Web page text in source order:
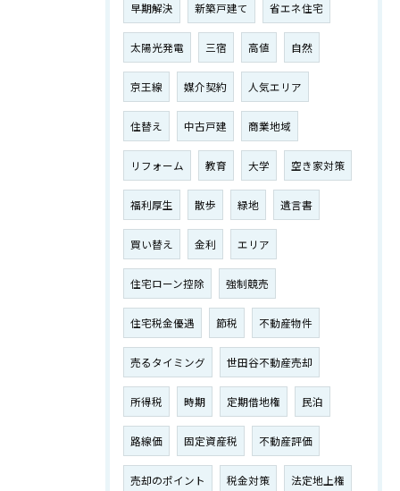
早期解決 新築戸建て 省エネ住宅
太陽光発電 三宿 高値 自然
京王線 媒介契約 人気エリア
住替え 中古戸建 商業地域
リフォーム 教育 大学 空き家対策
福利厚生 散歩 緑地 遺言書
買い替え 金利 エリア
住宅ローン控除 強制競売
住宅税金優遇 節税 不動産物件
売るタイミング 世田谷不動産売却
所得税 時期 定期借地権 民泊
路線価 固定資産税 不動産評価
売却のポイント 税金対策 法定地上権